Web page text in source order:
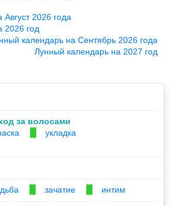
2026 года
2026 год
календарь на Сентябрь 2026 года
Лунный календарь на 2027 год
за волосами
укладка
зачатие интим